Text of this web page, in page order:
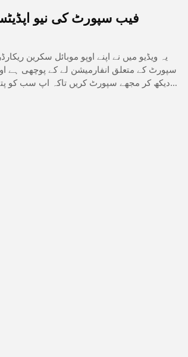
فیب سپورٹ کی نیو اپڈیٹس 2026 کی مونیٹائزیشن کے
یہ ویڈیو میں نے اپنے اوپو موبائل سکرین
سپورٹ کے متعلق انفارمیشن لے کے پوچھی ہے
دیکھ کر مجھے سپورٹ کریں تاکہ اپ سب کو